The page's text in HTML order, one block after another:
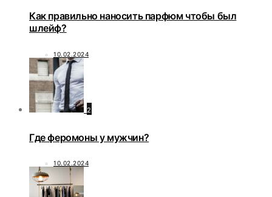
Как правильно наносить парфюм чтобы был
шлейф?
10.02.2024
2
Где феромоны у мужчин?
10.02.2024